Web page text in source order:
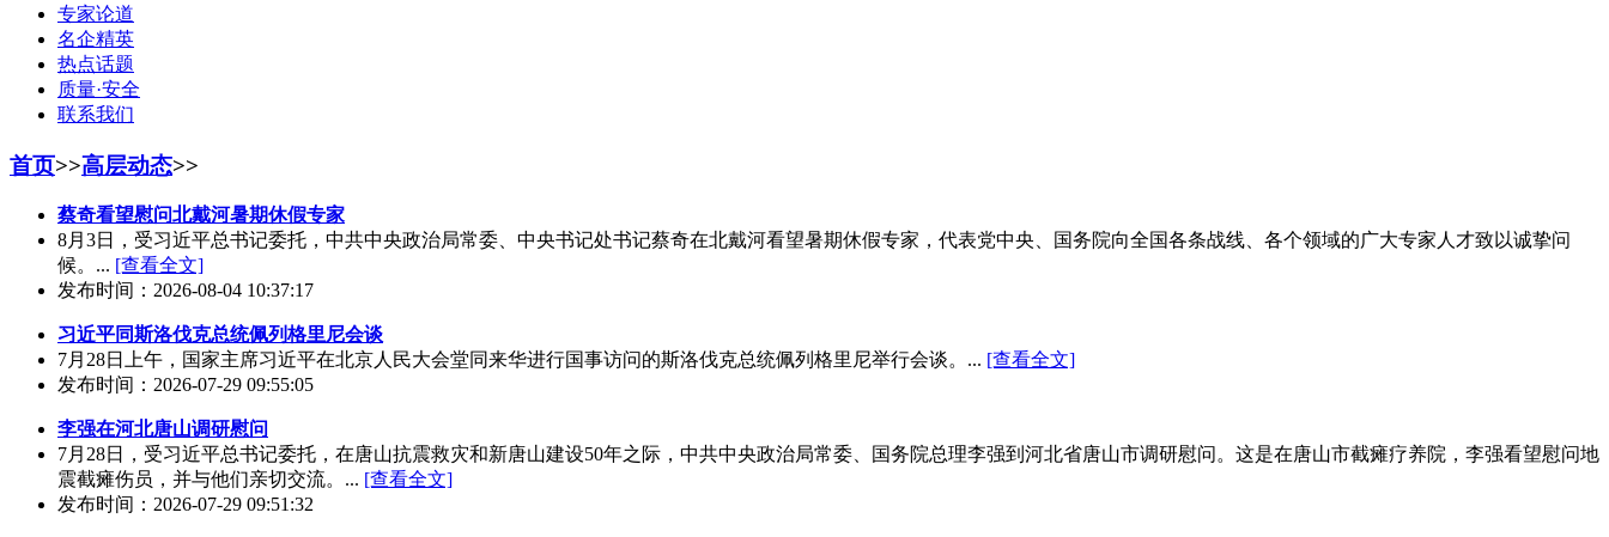
专家论道
名企精英
热点话题
质量·安全
联系我们
首页>>高层动态>>
蔡奇看望慰问北戴河暑期休假专家
8月3日，受习近平总书记委托，中共中央政治局常委、中央书记处书记蔡奇在北戴河看望暑期休假专家，代表党中央、国务院向全国各条战线、各个领域的广大专家人才致以诚挚问
候。... [查看全文]
发布时间：2026-08-04 10:37:17
习近平同斯洛伐克总统佩列格里尼会谈
7月28日上午，国家主席习近平在北京人民大会堂同来华进行国事访问的斯洛伐克总统佩列格里尼举行会谈。... [查看全文]
发布时间：2026-07-29 09:55:05
李强在河北唐山调研慰问
7月28日，受习近平总书记委托，在唐山抗震救灾和新唐山建设50年之际，中共中央政治局常委、国务院总理李强到河北省唐山市调研慰问。这是在唐山市截瘫疗养院，李强看望慰问地
震截瘫伤员，并与他们亲切交流。... [查看全文]
发布时间：2026-07-29 09:51:32